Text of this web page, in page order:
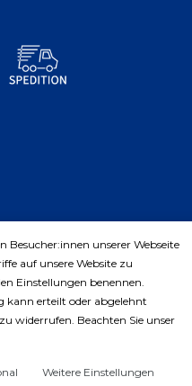
Shop. Alle Rechte
Besucher:innen unserer Webseite
auf unsere Website zu
Einstellungen benennen.
kann erteilt oder abgelehnt
widerrufen. Beachten Sie unser
Weitere Einstellungen